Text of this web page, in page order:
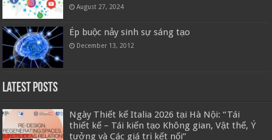
August 27, 2024
Ép buộc nảy sinh sự sáng tạo
December 13, 2012
Latest Posts
Ngày Thiết kế Italia 2026 tại Hà Nội: “Tái
thiết kế – Tái kiến tạo Không gian, Vật thể, Ý
tưởng và Các giá trị kết nối”